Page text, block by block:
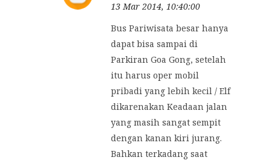
13 Mar 2014, 10:40:00
Bus Pariwisata besar hanya
dapat bisa sampai di
Parkiran Goa Gong, setelah
itu harus oper mobil
pribadi yang lebih kecil / Elf
dikarenakan Keadaan jalan
yang masih sangat sempit
dengan kanan kiri jurang.
Bahkan terkadang saat